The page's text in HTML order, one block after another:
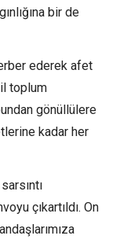
bir de
ederek afet
toplum
gönüllülere
kadar her
çıkartıldı. On